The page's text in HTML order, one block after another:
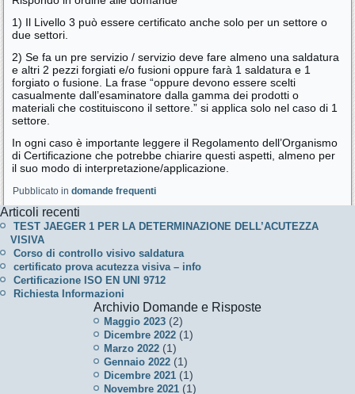
1) Il Livello 3 può essere certificato anche solo per un settore o
due settori.
2) Se fa un pre servizio / servizio deve fare almeno una saldatura
e altri 2 pezzi forgiati e/o fusioni oppure farà 1 saldatura e 1
forgiato o fusione. La frase “oppure devono essere scelti
casualmente dall’esaminatore dalla gamma dei prodotti o
materiali che costituiscono il settore.” si applica solo nel caso di 1
settore.
In ogni caso è importante leggere il Regolamento dell’Organismo
di Certificazione che potrebbe chiarire questi aspetti, almeno per
il suo modo di interpretazione/applicazione.
Pubblicato in domande frequenti
Articoli recenti
TEST JAEGER 1 PER LA DETERMINAZIONE DELL’ACUTEZZA
VISIVA
Corso di controllo visivo saldatura
certificato prova acutezza visiva – info
Certificazione ISO EN UNI 9712
Richiesta Informazioni
Archivio Domande e Risposte
Maggio 2023 (2)
Dicembre 2022 (1)
Marzo 2022 (1)
Gennaio 2022 (1)
Dicembre 2021 (1)
Novembre 2021 (1)